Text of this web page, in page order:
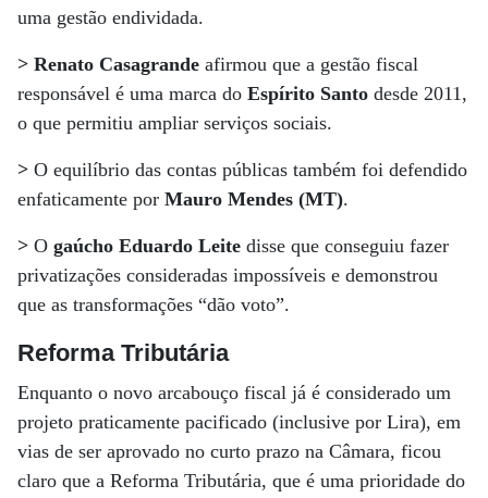
uma gestão endividada.
> Renato Casagrande afirmou que a gestão fiscal
responsável é uma marca do Espírito Santo desde 2011,
o que permitiu ampliar serviços sociais.
> O equilíbrio das contas públicas também foi defendido
enfaticamente por Mauro Mendes (MT).
> O gaúcho Eduardo Leite disse que conseguiu fazer
privatizações consideradas impossíveis e demonstrou
que as transformações “dão voto”.
Reforma Tributária
Enquanto o novo arcabouço fiscal já é considerado um
projeto praticamente pacificado (inclusive por Lira), em
vias de ser aprovado no curto prazo na Câmara, ficou
claro que a Reforma Tributária, que é uma prioridade do